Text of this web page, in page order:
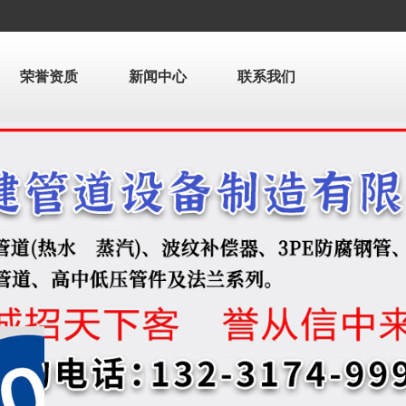
荣誉资质 新闻中心 联系我们